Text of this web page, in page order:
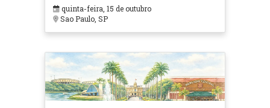
quinta-feira, 15 de outubro
Sao Paulo, SP